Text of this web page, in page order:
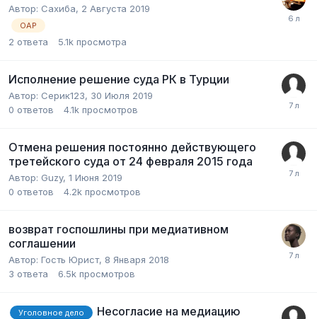
Автор: Сахиба, 2 Августа 2019
ОАР
2 ответа 5.1k просмотра
Исполнение решение суда РК в Турции
Автор: Серик123, 30 Июля 2019
0 ответов 4.1k просмотров
Отмена решения постоянно действующего
третейского суда от 24 февраля 2015 года
Автор: Guzy, 1 Июня 2019
0 ответов 4.2k просмотров
возврат госпошлины при медиативном
соглашении
Автор: Гость Юрист, 8 Января 2018
3 ответа 6.5k просмотров
Уголовное дело Несогласие на медиацию